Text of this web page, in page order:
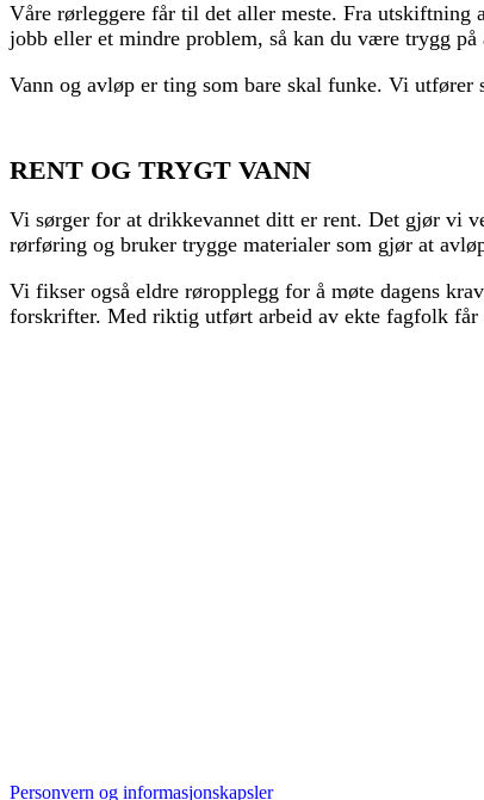
Våre rørleggere får til det aller meste. Fra
jobb eller et mindre problem, så kan du være trygg
Vann og avløp er ting som bare skal funke. Vi
RENT OG TRYGT VANN
Vi sørger for at drikkevannet ditt er rent. Det gjør vi
rørføring og bruker trygge materialer som gjør at
Vi fikser også eldre røropplegg for å møte dagens
forskrifter. Med riktig utført arbeid av ekte fagfolk får
Personvern og informasjonskapsler